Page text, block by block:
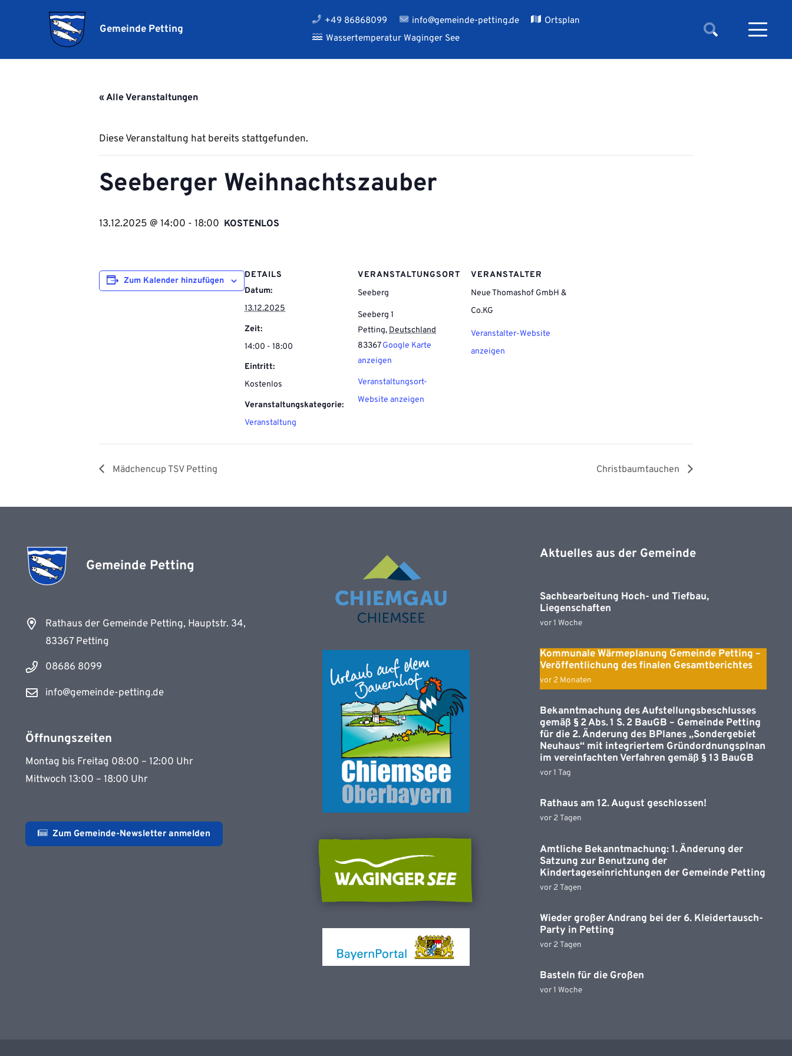
Gemeinde Petting
+49 86868099 info@gemeinde-petting.de
Ortsplan
Wassertemperatur Waginger See
« Alle Veranstaltungen
Diese Veranstaltung hat bereits stattgefunden.
Seeberger Weihnachtszauber
13.12.2025 @ 14:00 - 18:00 KOSTENLOS
Zum Kalender hinzufügen
DETAILS
Datum:
13.12.2025
Zeit:
14:00 - 18:00
Eintritt:
Kostenlos
Veranstaltungskategorie:
Veranstaltung
VERANSTALTUNGSORT
Seeberg
Seeberg 1
Petting, Deutschland
83367 Google Karte
anzeigen
Veranstaltungsort-
Website anzeigen
VERANSTALTER
Neue Thomashof GmbH &
Co.KG
Veranstalter-Website
anzeigen
Mädchencup TSV Petting Christbaumtauchen
Gemeinde Petting
Rathaus der Gemeinde Petting, Hauptstr. 34,
83367 Petting
08686 8099
info@gemeinde-petting.de
Öffnungszeiten
Montag bis Freitag 08:00 – 12:00 Uhr
Mittwoch 13:00 – 18:00 Uhr
Zum Gemeinde-Newsletter anmelden
Aktuelles aus der Gemeinde
Sachbearbeitung Hoch- und Tiefbau,
Liegenschaften
vor 1 Woche
Kommunale Wärmeplanung Gemeinde Petting –
Veröffentlichung des finalen Gesamtberichtes
vor 2 Monaten
Bekanntmachung des Aufstellungsbeschlusses
gemäß § 2 Abs. 1 S. 2 BauGB – Gemeinde Petting
für die 2. Änderung des BPlanes „Sondergebiet
Neuhaus“ mit integriertem Gründordnungsplnan
im vereinfachten Verfahren gemäß § 13 BauGB
vor 1 Tag
Rathaus am 12. August geschlossen!
vor 2 Tagen
Amtliche Bekanntmachung: 1. Änderung der
Satzung zur Benutzung der
Kindertageseinrichtungen der Gemeinde Petting
vor 2 Tagen
Wieder großer Andrang bei der 6. Kleidertausch-
Party in Petting
vor 2 Tagen
Basteln für die Großen
vor 1 Woche